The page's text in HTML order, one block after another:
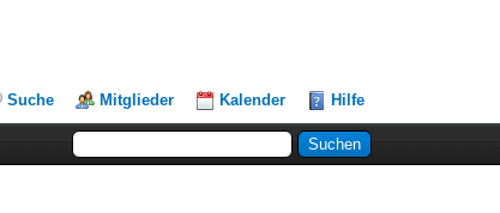
Suche Mitglieder Kalender Hilfe